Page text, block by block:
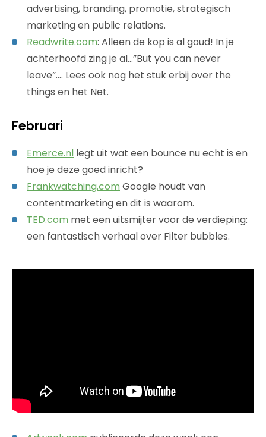
advertising, branding, promotie, strategisch
marketing en public relations.
Readwrite.com: Alleen de kop is al goud! In je
achterhoofd zing je al…”But you can never
leave”…. Lees ook nog het stuk erbij over the
things en het Net.
Februari
Emerce.nl legt uit wat een bounce nu echt is en
hoe je deze goed inricht?
Frankwatching.com Google houdt van
contentmarketing en dit is waarom.
TED.com met een uitsmijter voor de verdieping:
een fantastisch verhaal over Filter bubbles.